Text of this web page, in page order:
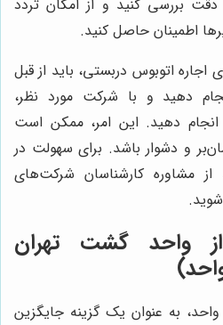
بررسی کنید و از امکان تردد
اطمینان حاصل کنید.
اجاره اتوبوس دربستی، باید از قبل
دهید و با شرکت مورد نظر،
انجام دهید. این امر، ممکن است
و دشوار باشد. برای سهولت در
از مشاوره کارشناسان شرکت‌های
از واحد گشت تهران
به عنوان یک گزینه جایگزین